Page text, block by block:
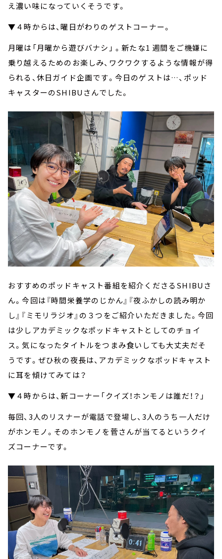
え濃い味になっていくそうです。
▼４時からは、曜日がわりのゲストコーナー。
月曜は「月曜から遊びバナシ」 。新たな1 週間をご機嫌に
乗り越えるためのお楽しみ、ワクワクするような情報が得
られる、休⽇ガイド企画です。今日のゲストは…、ポッド
キャスターのSHIBUさんでした。
おすすめのポッドキャスト番組を紹介くださるSHIBUさ
ん。今回は『時間栄養学のじかん』『夜ふかしの読み明か
し』『ミモリラジオ』の３つをご紹介いただきました。今回
は少しアカデミックなポッドキャストとしてのチョイ
ス。気になったタイトルをつまみ食いしても大丈夫だそ
うです。ぜひ秋の夜長は、アカデミックなポッドキャスト
に耳を傾けてみては？
▼４時からは、新コーナー「クイズ！ホンモノは誰だ！？」
毎回、3人のリスナーが電話で登場し、3人のうち一人だけ
がホンモノ。そのホンモノを菅さんが当てるというクイ
ズコーナーです。